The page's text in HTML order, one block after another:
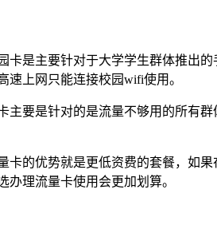
卡是主要针对于大学学生群体推出
速上网只能连接校园wifi使用。
主要是针对的是流量不够用的所有
卡的优势就是更低资费的套餐，如
理流量卡使用会更加划算。